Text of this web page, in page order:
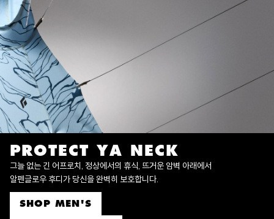
PROTECT YA NECK
그늘 없는 긴 어프로치, 정상에서의 휴식, 뜨거운 암벽 아래에서
알펜글로우 후디가 당신을 완벽히 보호합니다.
SHOP MEN'S